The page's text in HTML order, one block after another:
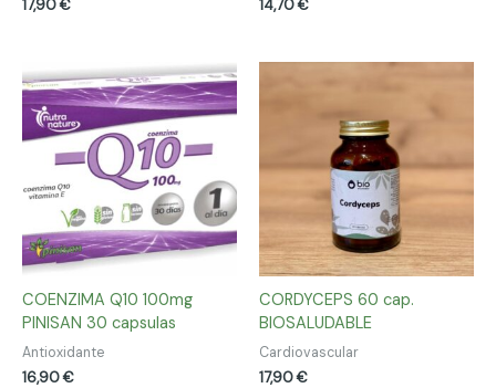
17,90€ 14,70€
COENZIMA Q10 100mg
PINISAN 30 capsulas
Antioxidante
16,90€
CORDYCEPS 60 cap.
BIOSALUDABLE
Cardiovascular
17,90€